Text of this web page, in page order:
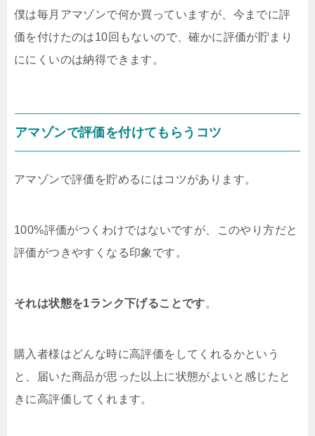
僕は毎月アマゾンで何か買っていますが、今までに評
価を付けたのは10回もないので、確かに評価が貯まり
ににくいのは納得できます。
アマゾンで評価を付けてもらうコツ
アマゾンで評価を貯めるにはコツがあります。
100%評価がつくわけではないですが、このやり方だと
評価がつきやすくなる印象です。
それは状態を1ランク下げることです。
購入者様はどんな時に高評価をしてくれるかという
と、届いた商品が思った以上に状態がよいと感じたと
きに高評価してくれます。